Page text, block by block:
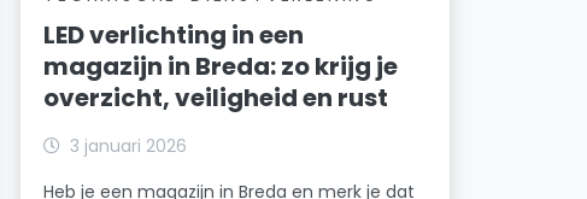
LED verlichting in een
magazijn in Breda: zo krijg je
overzicht, veiligheid en rust
3 januari 2026
Heb je een magazijn in Breda en merk je dat